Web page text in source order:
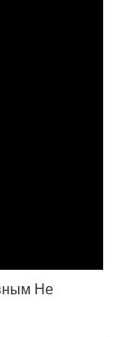
Не